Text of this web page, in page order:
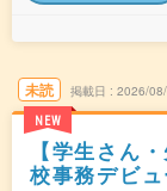
未読
NEW
掲載日 2026/
【学生さん
校事務デビュ